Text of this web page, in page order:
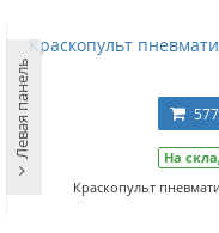
Краскопульт
На
Краскопульт
Левая панель